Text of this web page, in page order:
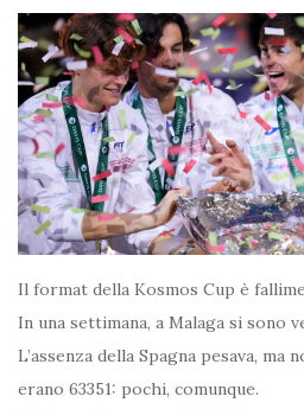
Il format della Kosmos Cup è
In una settimana, a Malaga si sono
L’assenza della Spagna pesava, ma
erano 63351: pochi, comunque.